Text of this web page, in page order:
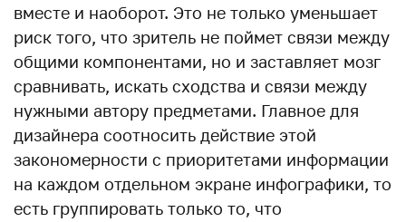
вместе и наоборот. Это не только уменьшает
риск того, что зритель не поймет связи между
общими компонентами, но и заставляет мозг
сравнивать, искать сходства и связи между
нужными автору предметами. Главное для
дизайнера соотносить действие этой
закономерности с приоритетами информации
на каждом отдельном экране инфографики, то
есть группировать только то, что